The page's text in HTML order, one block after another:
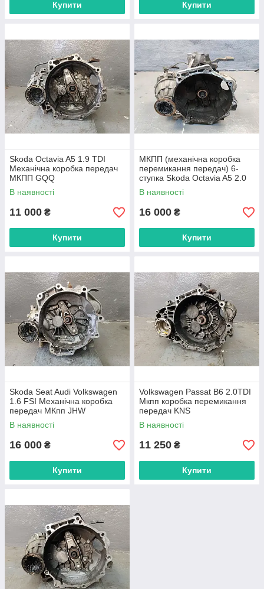
Купити Купити
Skoda Octavia A5 1.9 TDI
Механічна коробка передач
МКПП GQQ
В наявності
11 000 ₴
Купити
МКПП (механічна коробка
перемикання передач) 6-
ступка Skoda Octavia A5 2.0
16V FSI GXV
В наявності
16 000 ₴
Купити
Skoda Seat Audi Volkswagen
1.6 FSI Механічна коробка
передач МКпп JHW
В наявності
16 000 ₴
Купити
Volkswagen Passat B6 2.0TDI
Мкпп коробка перемикання
передач KNS
В наявності
11 250 ₴
Купити